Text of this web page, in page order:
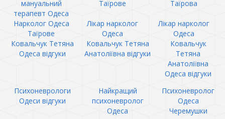
мануальний
терапевт Одеса
Таїрове
Таїрова
Нарколог Одеса
Таїрове
Лікар нарколог
Одеса
Лікар нарколог
Одеса
Ковальчук Тетяна
Одеса відгуки
Ковальчук Тетяна
Анатоліївна відгуки
Ковальчук
Тетяна
Анатоліївна
Одеса відгуки
Психоневрологи
Одеси відгуки
Найкращий
психоневролог
Одеса
Психоневролог
Одеса
Черемушки